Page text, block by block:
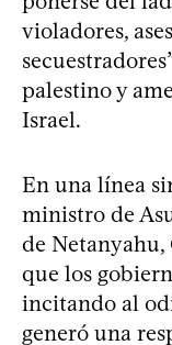
violadores,
palestino y
Israel.
En una línea
ministro de
de
que los
incitando al
generó una